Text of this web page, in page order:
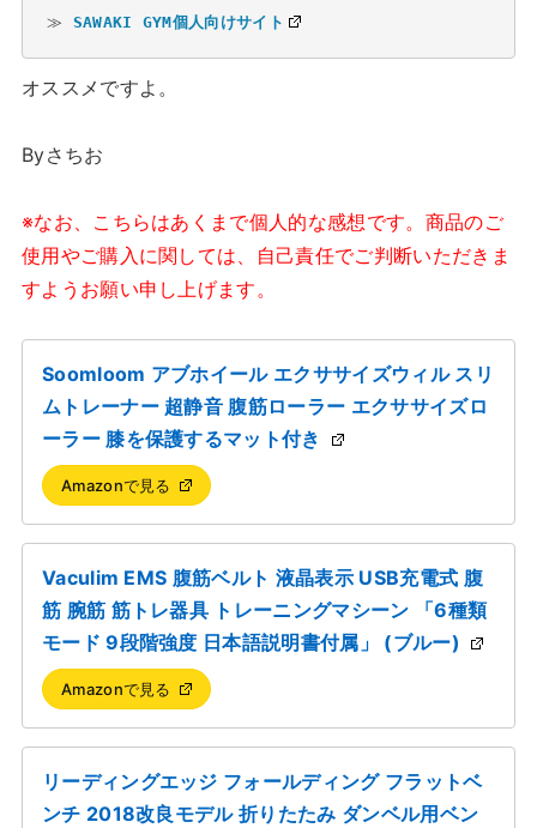
≫ SAWAKI GYM個人向けサイト
オススメですよ。
Byさちお
※なお、こちらはあくまで個人的な感想です。商品のご
使用やご購入に関しては、自己責任でご判断いただきま
すようお願い申し上げます。
Soomloom アブホイール エクササイズウィル スリ
ムトレーナー 超静音 腹筋ローラー エクササイズロ
ーラー 膝を保護するマット付き
Amazonで見る
Vaculim EMS 腹筋ベルト 液晶表示 USB充電式 腹
筋 腕筋 筋トレ器具 トレーニングマシーン 「6種類
モード 9段階強度 日本語説明書付属」 (ブルー)
Amazonで見る
リーディングエッジ フォールディング フラットベ
ンチ 2018改良モデル 折りたたみ ダンベル用ベン